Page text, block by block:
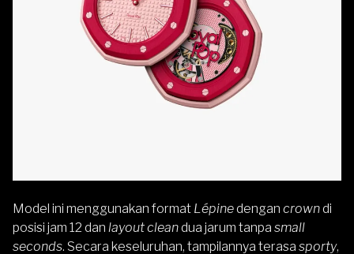
Model ini menggunakan format Lépinedengan crowndi
posisi jam 12 dan layout cleandua jarum tanpa small
seconds. Secara keseluruhan, tampilannya terasa sporty,